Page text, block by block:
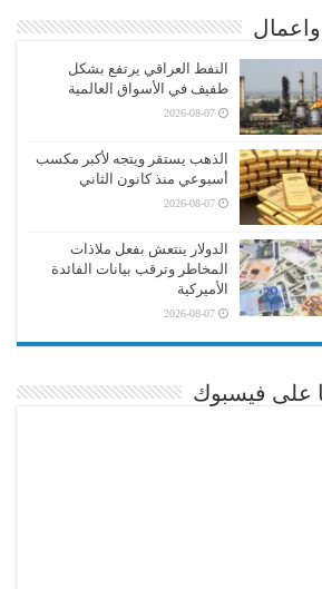
النفط العراقي يرتفع بشكل
طفيف في الأسواق العالمية
2026-08-07
الذهب يستقر ويتجه لأكبر مكسب
أسبوعي منذ كانون الثاني
2026-08-07
الدولار ينتعش بفعل ملاذات
المخاطر وترقب بيانات الفائدة
الأميركية
2026-08-07
على فيسبوك